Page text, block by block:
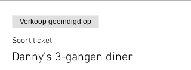
Verkoop geëindigd op
Soort ticket
Danny's 3-gangen diner